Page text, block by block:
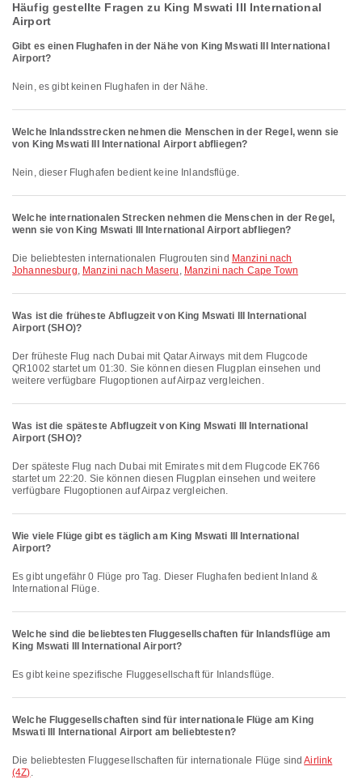
Häufig gestellte Fragen zu King Mswati III International
Airport
Gibt es einen Flughafen in der Nähe von King Mswati III International
Airport?
Nein, es gibt keinen Flughafen in der Nähe.
Welche Inlandsstrecken nehmen die Menschen in der Regel, wenn sie
von King Mswati III International Airport abfliegen?
Nein, dieser Flughafen bedient keine Inlandsflüge.
Welche internationalen Strecken nehmen die Menschen in der Regel,
wenn sie von King Mswati III International Airport abfliegen?
Die beliebtesten internationalen Flugrouten sind Manzini nach
Johannesburg, Manzini nach Maseru , Manzini nach Cape Town
Was ist die früheste Abflugzeit von King Mswati III International
Airport (SHO)?
Der früheste Flug nach Dubai mit Qatar Airways mit dem Flugcode
QR1002 startet um 01:30. Sie können diesen Flugplan einsehen und
weitere verfügbare Flugoptionen auf Airpaz vergleichen.
Was ist die späteste Abflugzeit von King Mswati III International
Airport (SHO)?
Der späteste Flug nach Dubai mit Emirates mit dem Flugcode EK766
startet um 22:20. Sie können diesen Flugplan einsehen und weitere
verfügbare Flugoptionen auf Airpaz vergleichen.
Wie viele Flüge gibt es täglich am King Mswati III International
Airport?
Es gibt ungefähr 0 Flüge pro Tag. Dieser Flughafen bedient Inland &
International Flüge.
Welche sind die beliebtesten Fluggesellschaften für Inlandsflüge am
King Mswati III International Airport?
Es gibt keine spezifische Fluggesellschaft für Inlandsflüge.
Welche Fluggesellschaften sind für internationale Flüge am King
Mswati III International Airport am beliebtesten?
Die beliebtesten Fluggesellschaften für internationale Flüge sindAirlink
(4Z).